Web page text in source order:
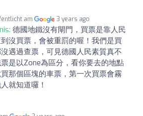
am 3 years ago
德國地鐵沒有閘門，買票是靠人民
沒買票，會被重罰的喔！我們是買
遇過查票，可見德國人民素質真不
是以Zone為區分，看你要去的地點
那個區塊的車票，第一次買票會霧
就知道囉！